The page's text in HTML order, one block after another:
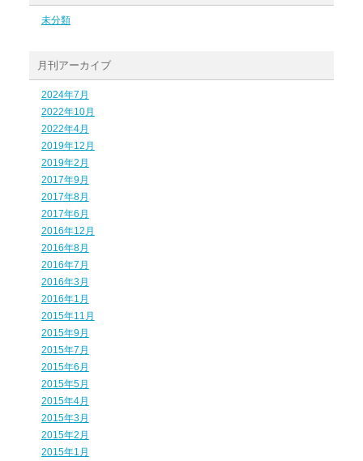
未分類
月刊アーカイブ
2024年7月
2022年10月
2022年4月
2019年12月
2019年2月
2017年9月
2017年8月
2017年6月
2016年12月
2016年8月
2016年7月
2016年3月
2016年1月
2015年11月
2015年9月
2015年7月
2015年6月
2015年5月
2015年4月
2015年3月
2015年2月
2015年1月